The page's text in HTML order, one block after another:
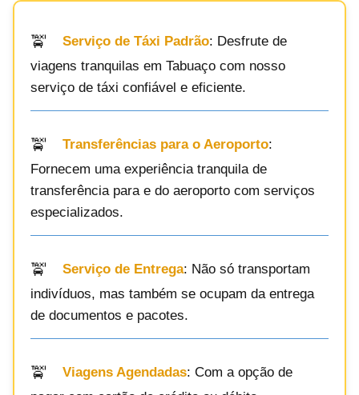
Serviço de Táxi Padrão: Desfrute de
viagens tranquilas em Tabuaço com nosso
serviço de táxi confiável e eficiente.
Transferências para o Aeroporto:
Fornecem uma experiência tranquila de
transferência para e do aeroporto com serviços
especializados.
Serviço de Entrega: Não só transportam
indivíduos, mas também se ocupam da entrega
de documentos e pacotes.
Viagens Agendadas: Com a opção de